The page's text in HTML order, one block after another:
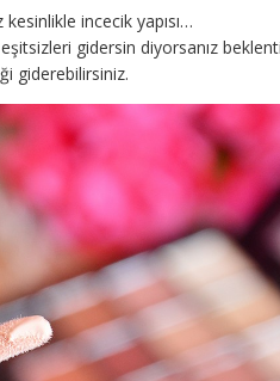
incecik yapısı…
gidersin diyorsanız
giderebilirsiniz.